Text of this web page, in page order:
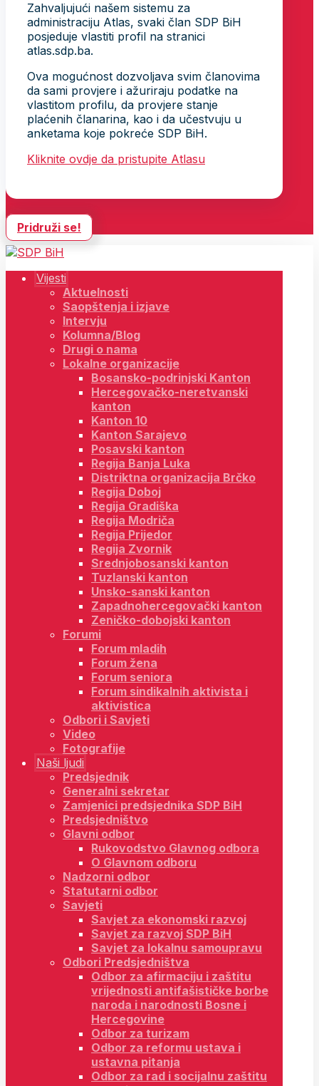
Zahvaljujući našem sistemu za
administraciju Atlas, svaki član SDP BiH
posjeduje vlastiti profil na stranici
atlas.sdp.ba.
Ova mogućnost dozvoljava svim članovima
da sami provjere i ažuriraju podatke na
vlastitom profilu, da provjere stanje
plaćenih članarina, kao i da učestvuju u
anketama koje pokreće SDP BiH.
Kliknite ovdje da pristupite Atlasu
Pridruži se!
Vijesti
Aktuelnosti
Saopštenja i izjave
Intervju
Kolumna/Blog
Drugi o nama
Lokalne organizacije
Bosansko-podrinjski Kanton
Hercegovačko-neretvanski
kanton
Kanton 10
Kanton Sarajevo
Posavski kanton
Regija Banja Luka
Distriktna organizacija Brčko
Regija Doboj
Regija Gradiška
Regija Modriča
Regija Prijedor
Regija Zvornik
Srednjobosanski kanton
Tuzlanski kanton
Unsko-sanski kanton
Zapadnohercegovački kanton
Zeničko-dobojski kanton
Forumi
Forum mladih
Forum žena
Forum seniora
Forum sindikalnih aktivista i
aktivistica
Odbori i Savjeti
Video
Fotografije
Naši ljudi
Predsjednik
Generalni sekretar
Zamjenici predsjednika SDP BiH
Predsjedništvo
Glavni odbor
Rukovodstvo Glavnog odbora
O Glavnom odboru
Nadzorni odbor
Statutarni odbor
Savjeti
Savjet za ekonomski razvoj
Savjet za razvoj SDP BiH
Savjet za lokalnu samoupravu
Odbori Predsjedništva
Odbor za afirmaciju i zaštitu
vrijednosti antifašističke borbe
naroda i narodnosti Bosne i
Hercegovine
Odbor za turizam
Odbor za reformu ustava i
ustavna pitanja
Odbor za rad i socijalnu zaštitu